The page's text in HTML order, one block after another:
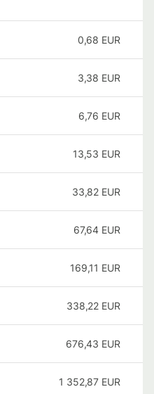
0,68 EUR
3,38 EUR
6,76 EUR
13,53 EUR
33,82 EUR
67,64 EUR
169,11 EUR
338,22 EUR
676,43 EUR
1 352,87 EUR